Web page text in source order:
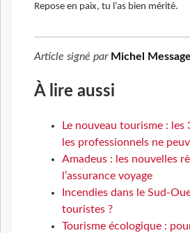
Repose en paix, tu l’as bien mérité.
Article signé par Michel
À lire aussi
Le nouveau tourisme :
les professionnels ne
Amadeus : les nouvelles
l’assurance voyage
Incendies dans le Sud-
touristes ?
Tourisme écologique :